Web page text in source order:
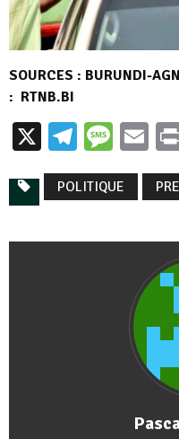
SOURCES : BURUNDI-
: RTNB.BI
X
POLITIQUE